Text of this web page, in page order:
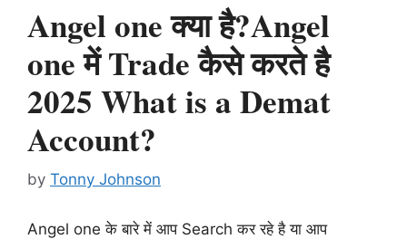
Angel one क्या है?Angel
one में Trade कैसे करते है
2025 What is a Demat
Account?
by Tonny Johnson
Angel one के बारे में आप Search कर रहे है या आप